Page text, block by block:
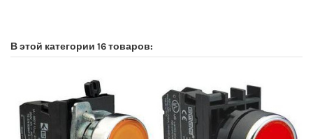
В этой категории 16 товаров: